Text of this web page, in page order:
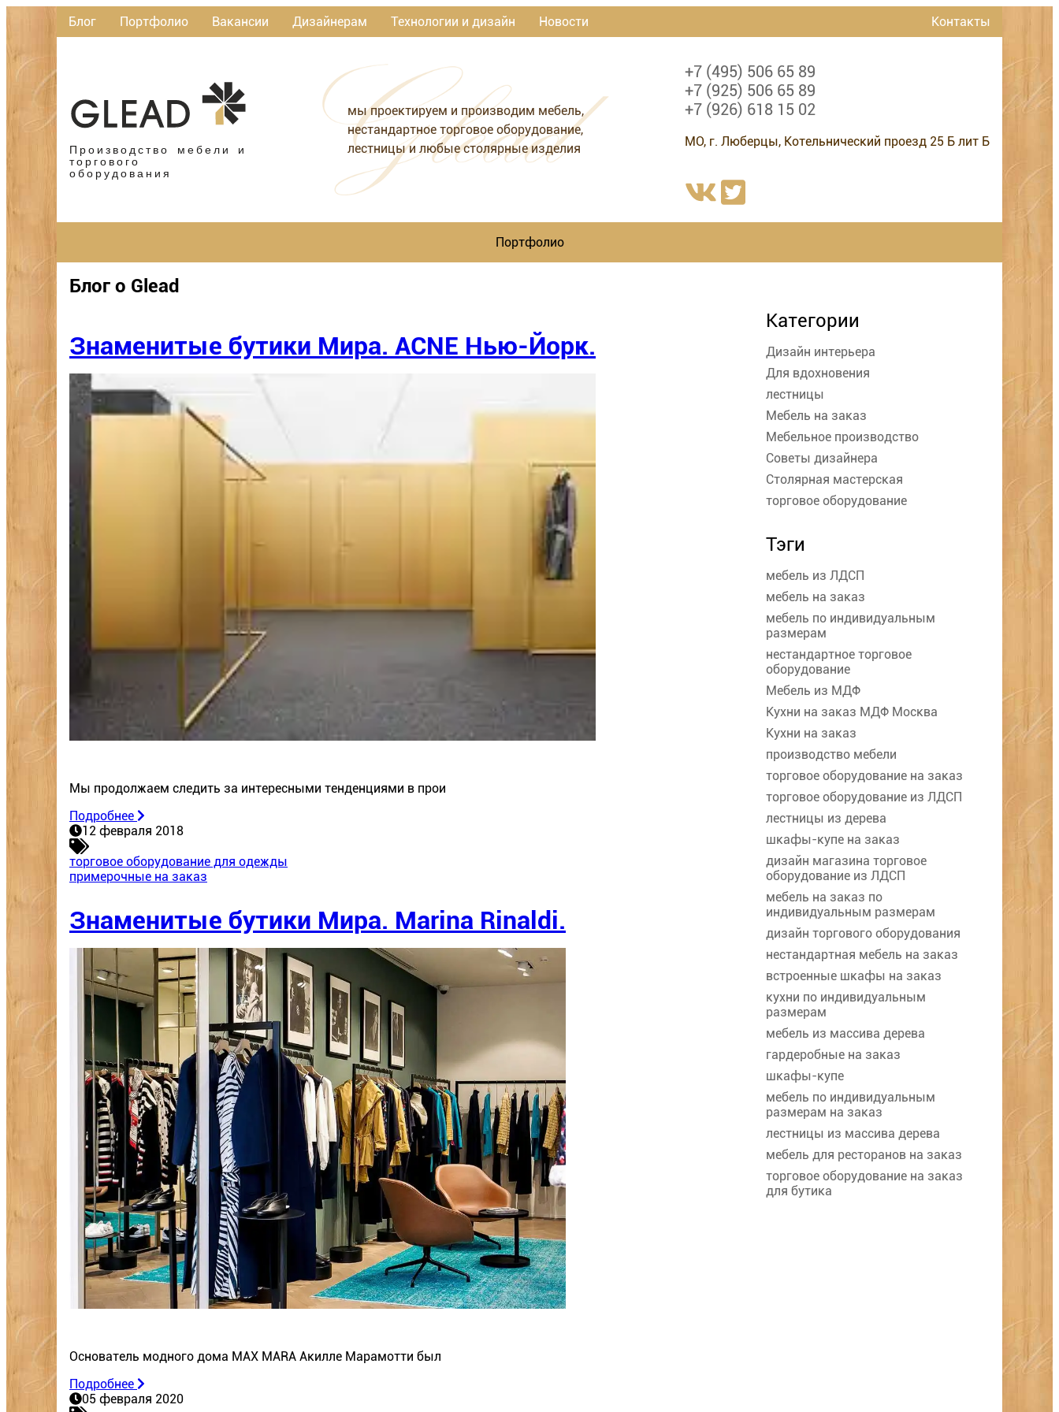
Блог Портфолио Вакансии Дизайнерам Технологии и дизайн Новости Контакты
Производство мебели и
торгового
оборудования
мы проектируем и производим мебель,
нестандартное торговое оборудование,
лестницы и любые столярные изделия
+7 (495) 506 65 89
+7 (925) 506 65 89
+7 (926) 618 15 02
МО, г. Люберцы, Котельнический проезд 25 Б лит Б
Портфолио
Блог о Glead
Знаменитые бутики Мира. ACNE Нью-Йорк.
Мы продолжаем следить за интересными тенденциями в прои
Подробнее
12 февраля 2018
торговое оборудование для одежды
примерочные на заказ
Знаменитые бутики Мира. Marina Rinaldi.
Основатель модного дома MAX MARA Акилле Марамотти был
Подробнее
05 февраля 2020
Категории
Дизайн интерьера
Для вдохновения
лестницы
Мебель на заказ
Мебельное производство
Советы дизайнера
Столярная мастерская
торговое оборудование
Тэги
мебель из ЛДСП
мебель на заказ
мебель по индивидуальным
размерам
нестандартное торговое
оборудование
Мебель из МДФ
Кухни на заказ МДФ Москва
Кухни на заказ
производство мебели
торговое оборудование на заказ
торговое оборудование из ЛДСП
лестницы из дерева
шкафы-купе на заказ
дизайн магазина торговое
оборудование из ЛДСП
мебель на заказ по
индивидуальным размерам
дизайн торгового оборудования
нестандартная мебель на заказ
встроенные шкафы на заказ
кухни по индивидуальным
размерам
мебель из массива дерева
гардеробные на заказ
шкафы-купе
мебель по индивидуальным
размерам на заказ
лестницы из массива дерева
мебель для ресторанов на заказ
торговое оборудование на заказ
для бутика